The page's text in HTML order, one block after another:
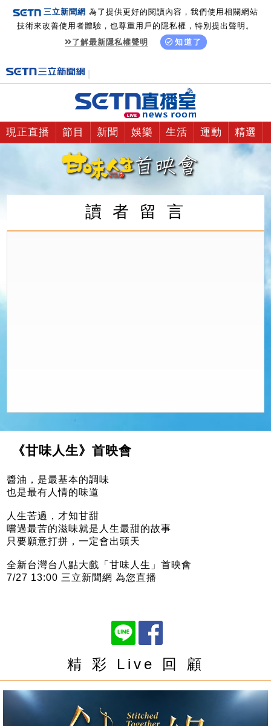
三立新聞網 為了提供更好的閱讀內容，我們使用相關網站
技術來改善使用者體驗，也尊重用戶的隱私權，特別提出聲明。
了解最新隱私權聲明
知道了
現正直播 節目 新聞 娛樂 生活 運動 精選
讀 者 留 言
《甘味人生》首映會
醬油，是最基本的調味
也是最有人情的味道
人生苦過，才知甘甜
嚐過最苦的滋味就是人生最甜的故事
只要願意打拼，一定會出頭天
全新台灣台八點大戲「甘味人生」首映會
7/27 13:00 三立新聞網 為您直播
精 彩 Live 回 顧